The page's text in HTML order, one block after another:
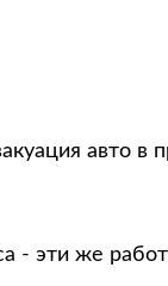
авто в
- эти же